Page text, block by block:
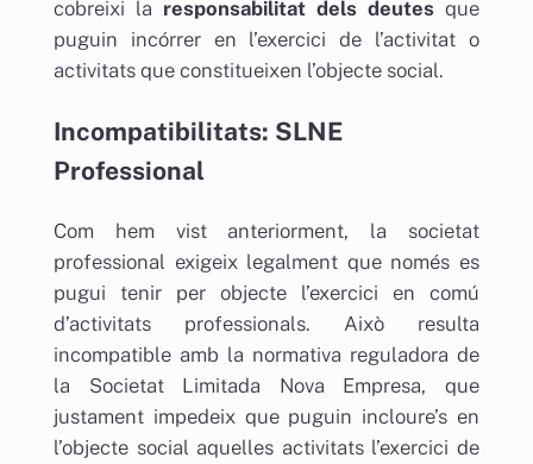
cobreixi la responsabilitat dels deutes que
puguin incórrer en l’exercici de l’activitat o
activitats que constitueixen l’objecte social.
Incompatibilitats: SLNE
Professional
Com hem vist anteriorment, la societat
professional exigeix ​​legalment que només es
pugui tenir per objecte l’exercici en comú
d’activitats professionals. Això resulta
incompatible amb la normativa reguladora de
la Societat Limitada Nova Empresa, que
justament impedeix que puguin incloure’s en
l’objecte social aquelles activitats l’exercici de